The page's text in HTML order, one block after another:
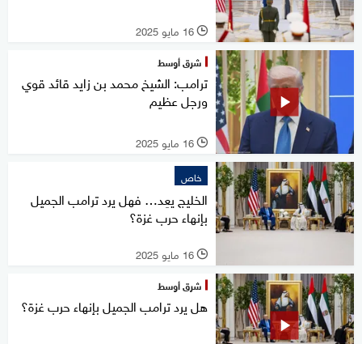
l 16 مايو 2025
شرق أوسط
ترامب: الشيخ محمد بن زايد قائد قوي
ورجل عظيم
l 16 مايو 2025
خاص
الخليج يعِد… فهل يرد ترامب الجميل
بإنهاء حرب غزة؟
l 16 مايو 2025
شرق أوسط
هل يرد ترامب الجميل بإنهاء حرب غزة؟